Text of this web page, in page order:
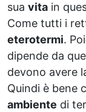
sua vita in
Come tutti i
eterotermi.
dipende da
devono avere
Quindi è bene
ambiente di